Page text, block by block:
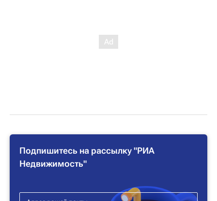
Подпишитесь на рассылку "РИА
Недвижимость"